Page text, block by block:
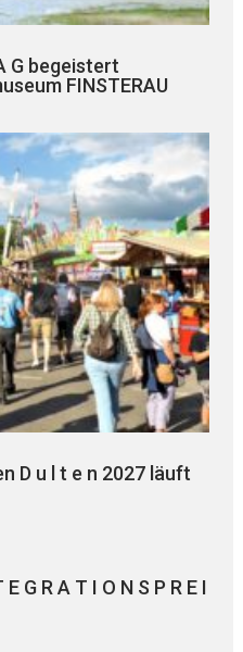
G begeistert
FINSTERAU
D u l t e n 2027 läuft
G R A T I O N S P R E I